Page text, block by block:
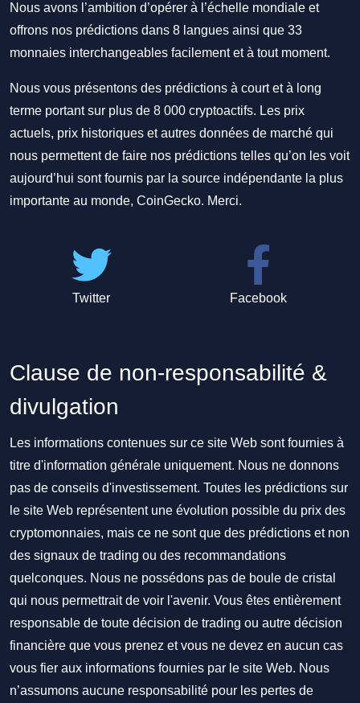
Nous avons l’ambition d’opérer à l’échelle mondiale et
offrons nos prédictions dans 8 langues ainsi que 33
monnaies interchangeables facilement et à tout moment.
Nous vous présentons des prédictions à court et à long
terme portant sur plus de 8 000 cryptoactifs. Les prix
actuels, prix historiques et autres données de marché qui
nous permettent de faire nos prédictions telles qu’on les voit
aujourd’hui sont fournis par la source indépendante la plus
importante au monde, CoinGecko. Merci.
Twitter Facebook
Clause de non-responsabilité &
divulgation
Les informations contenues sur ce site Web sont fournies à
titre d'information générale uniquement. Nous ne donnons
pas de conseils d'investissement. Toutes les prédictions sur
le site Web représentent une évolution possible du prix des
cryptomonnaies, mais ce ne sont que des prédictions et non
des signaux de trading ou des recommandations
quelconques. Nous ne possédons pas de boule de cristal
qui nous permettrait de voir l'avenir. Vous êtes entièrement
responsable de toute décision de trading ou autre décision
financière que vous prenez et vous ne devez en aucun cas
vous fier aux informations fournies par le site Web. Nous
n’assumons aucune responsabilité pour les pertes de